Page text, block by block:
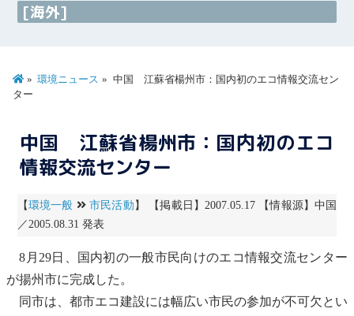
[海外]
環境ニュース
中国 江蘇省楊州市：国内初のエコ情報交流セン
ター
中国 江蘇省楊州市：国内初のエコ
情報交流センター
【環境一般 市民活動 】 【掲載日】2007.05.17 【情報源】中国
／2005.08.31 発表
8月29日、国内初の一般市民向けのエコ情報交流センター
が揚州市に完成した。
同市は、都市エコ建設には幅広い市民の参加が不可欠とい